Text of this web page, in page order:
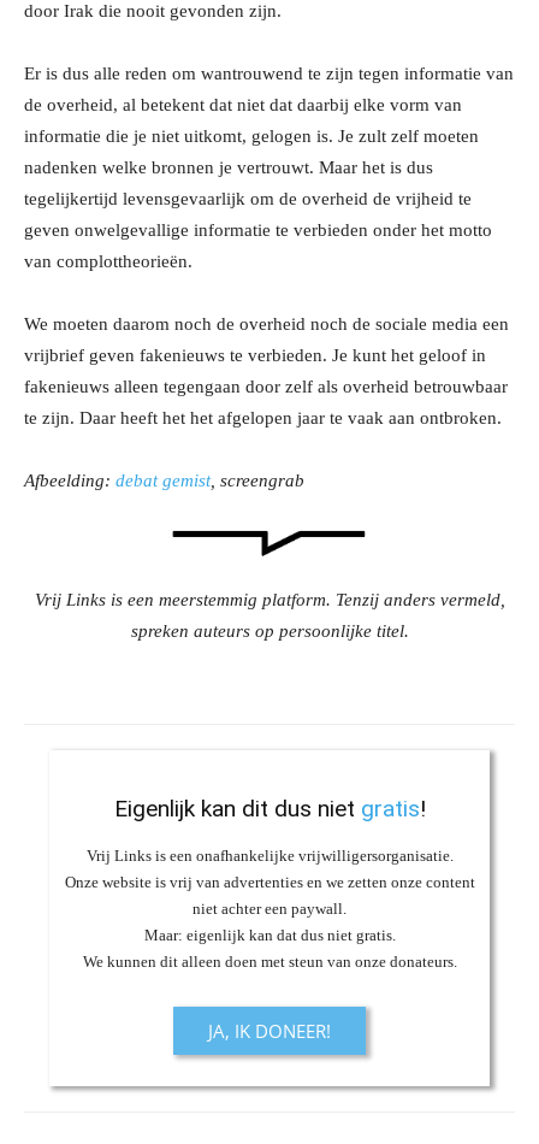
door Irak die nooit gevonden zijn.
Er is dus alle reden om wantrouwend te zijn tegen informatie van
de overheid, al betekent dat niet dat daarbij elke vorm van
informatie die je niet uitkomt, gelogen is. Je zult zelf moeten
nadenken welke bronnen je vertrouwt. Maar het is dus
tegelijkertijd levensgevaarlijk om de overheid de vrijheid te
geven onwelgevallige informatie te verbieden onder het motto
van complottheorieën.
We moeten daarom noch de overheid noch de sociale media een
vrijbrief geven fakenieuws te verbieden. Je kunt het geloof in
fakenieuws alleen tegengaan door zelf als overheid betrouwbaar
te zijn. Daar heeft het het afgelopen jaar te vaak aan ontbroken.
Afbeelding: debat gemist, screengrab
Vrij Links is een meerstemmig platform. Tenzij anders vermeld,
spreken auteurs op persoonlijke titel.
Eigenlijk kan dit dus niet gratis!
Vrij Links is een onafhankelijke vrijwilligersorganisatie.
Onze website is vrij van advertenties en we zetten onze content
niet achter een paywall.
Maar: eigenlijk kan dat dus niet gratis.
We kunnen dit alleen doen met steun van onze donateurs.
JA, IK DONEER!